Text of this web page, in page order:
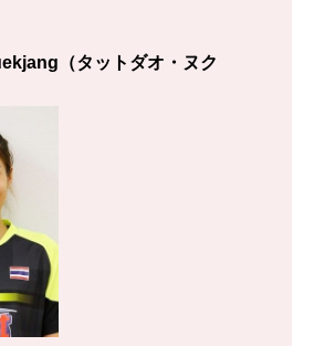
（タットダオ・ヌク